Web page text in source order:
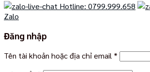
Hotline: 0799.999.658
Zalo
Đăng nhập
Tên tài khoản hoặc địa chỉ email *